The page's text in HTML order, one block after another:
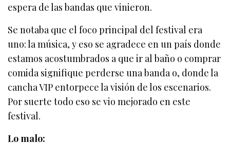
espera de las bandas que vinieron.
Se notaba que el foco principal del festival era
uno: la música, y eso se agradece en un país donde
estamos acostumbrados a que ir al baño o comprar
comida signifique perderse una banda o, donde la
cancha VIP entorpece la visión de los escenarios.
Por suerte todo eso se vio mejorado en este
festival.
Lo malo: